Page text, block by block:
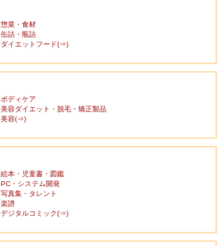
惣菜・食材
缶詰・瓶詰
ダイエットフード(⇒)
ボディケア
美容ダイエット・脱毛・矯正製品
美容(⇒)
絵本・児童書・図鑑
PC・システム開発
写真集・タレント
楽譜
デジタルコミック(⇒)